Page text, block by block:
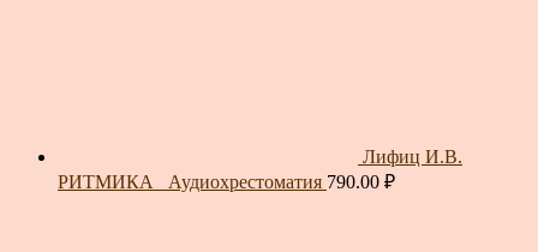
Лифиц И.В.
РИТМИКА_ Аудиохрестоматия 790.00 ₽